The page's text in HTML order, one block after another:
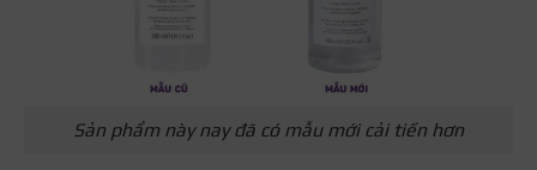
Sản phẩm này nay đã có mẫu mới cải tiến hơn